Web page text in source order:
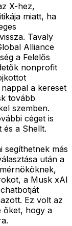
X-hez,
miatt, ha
Tavaly
Alliance
a Felelős
nonprofit
a kereset
tovább
szemben.
céget is
a Shellt.
segíthetnek más
után a
a Musk xAI
Ez volt az
őket, hogy a